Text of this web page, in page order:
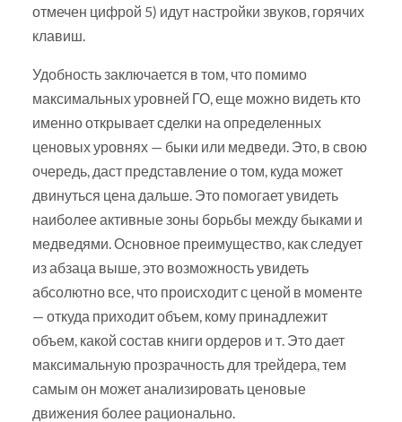
отмечен цифрой 5) идут настройки звуков, горячих
клавиш.
Удобность заключается в том, что помимо
максимальных уровней ГО, еще можно видеть кто
именно открывает сделки на определенных
ценовых уровнях — быки или медведи. Это, в свою
очередь, даст представление о том, куда может
двинуться цена дальше. Это помогает увидеть
наиболее активные зоны борьбы между быками и
медведями. Основное преимущество, как следует
из абзаца выше, это возможность увидеть
абсолютно все, что происходит с ценой в моменте
— откуда приходит объем, кому принадлежит
объем, какой состав книги ордеров и т. Это дает
максимальную прозрачность для трейдера, тем
самым он может анализировать ценовые
движения более рационально.